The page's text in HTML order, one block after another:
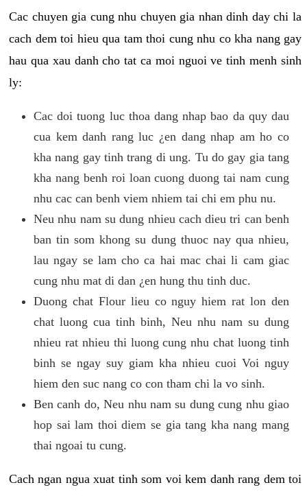
Cac chuyen gia cung nhu chuyen gia nhan dinh day chi la
cach dem toi hieu qua tam thoi cung nhu co kha nang gay
hau qua xau danh cho tat ca moi nguoi ve tinh menh sinh
ly:
Cac doi tuong luc thoa dang nhap bao da quy dau
cua kem danh rang luc ¿en dang nhap am ho co
kha nang gay tinh trang di ung. Tu do gay gia tang
kha nang benh roi loan cuong duong tai nam cung
nhu cac can benh viem nhiem tai chi em phu nu.
Neu nhu nam su dung nhieu cach dieu tri can benh
ban tin som khong su dung thuoc nay qua nhieu,
lau ngay se lam cho ca hai mac chai li cam giac
cung nhu mat di dan ¿en hung thu tinh duc.
Duong chat Flour lieu co nguy hiem rat lon den
chat luong cua tinh binh, Neu nhu nam su dung
nhieu rat nhieu thi luong cung nhu chat luong tinh
binh se ngay suy giam kha nhieu cuoi Voi nguy
hiem den suc nang co con tham chi la vo sinh.
Ben canh do, Neu nhu nam su dung cung nhu giao
hop sai lam thoi diem se gia tang kha nang mang
thai ngoai tu cung.
Cach ngan ngua xuat tinh som voi kem danh rang dem toi